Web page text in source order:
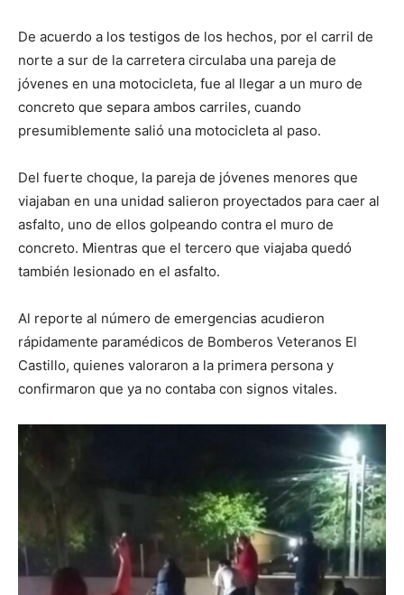
De acuerdo a los testigos de los hechos, por el carril de
norte a sur de la carretera circulaba una pareja de
jóvenes en una motocicleta, fue al llegar a un muro de
concreto que separa ambos carriles, cuando
presumiblemente salió una motocicleta al paso.
Del fuerte choque, la pareja de jóvenes menores que
viajaban en una unidad salieron proyectados para caer al
asfalto, uno de ellos golpeando contra el muro de
concreto. Mientras que el tercero que viajaba quedó
también lesionado en el asfalto.
Al reporte al número de emergencias acudieron
rápidamente paramédicos de Bomberos Veteranos El
Castillo, quienes valoraron a la primera persona y
confirmaron que ya no contaba con signos vitales.